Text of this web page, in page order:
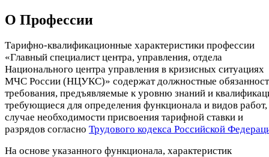
О Профеcсии
Тарифно-квалификационные характеристики профессии
«Главный специалист центра, управления, отдела
Национального центра управления в кризисных ситуациях
МЧС России (НЦУКС)» содержат должностные
требования, предъявляемые к уровню знаний и
требующиеся для определения функционала и видов работ,
случае необходимости присвоения тарифной ставки и
разрядов согласно Трудового кодекса Российской
На основе указанного функционала, характеристик